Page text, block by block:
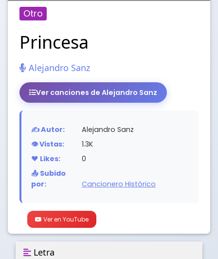
Otro
Princesa
Alejandro Sanz
Ver canciones de Alejandro Sanz
✍️ Autor:
Alejandro Sanz
👁️ Vistas:
1.3K
❤️ Likes:
0
📤 Subido
por:
Cancionero Histórico
Ver en YouTube
Letra